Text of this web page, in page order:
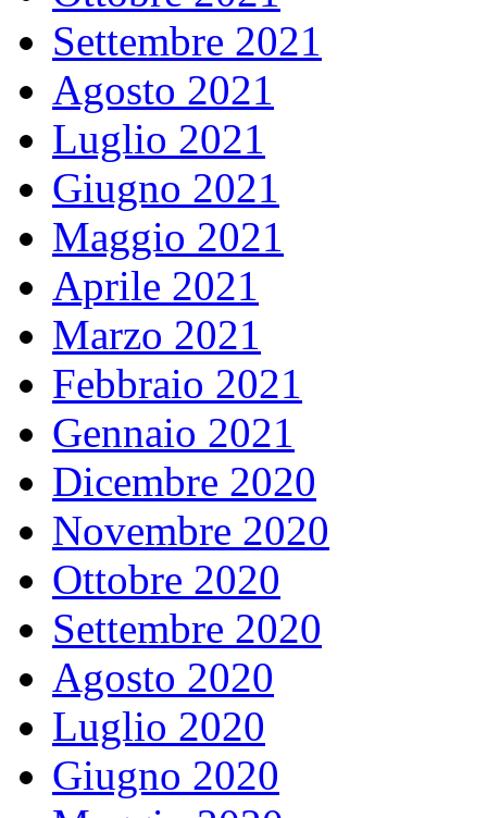
Settembre 2021
Agosto 2021
Luglio 2021
Giugno 2021
Maggio 2021
Aprile 2021
Marzo 2021
Febbraio 2021
Gennaio 2021
Dicembre 2020
Novembre 2020
Ottobre 2020
Settembre 2020
Agosto 2020
Luglio 2020
Giugno 2020